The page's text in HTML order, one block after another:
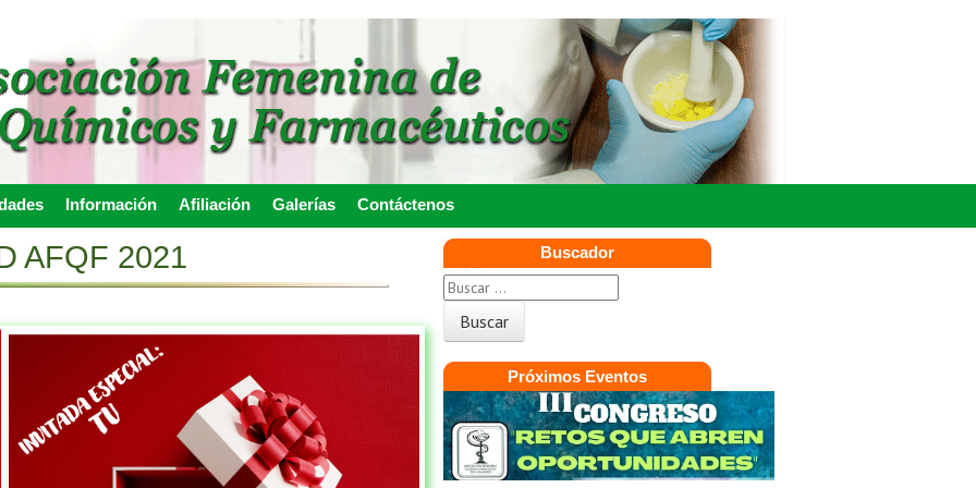
Información Afiliación Galerías Contáctenos
AFQF 2021 Buscador
Próximos Eventos